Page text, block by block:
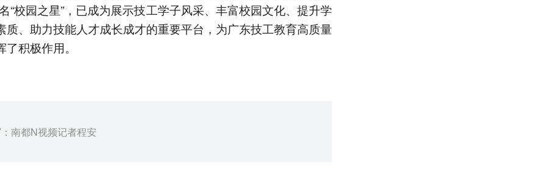
“校园之星”，已成为展示技工学子风采、丰富校园文化、提升学
质、助力技能人才成长成才的重要平台，为广东技工教育高质量
了积极作用。
南都N视频记者程安